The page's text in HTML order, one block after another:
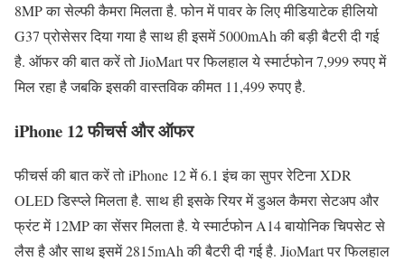
8MP का सेल्फी कैमरा मिलता है. फोन में पावर के लिए मीडियाटेक हीलियो
G37 प्रोसेसर दिया गया है साथ ही इसमें 5000mAh की बड़ी बैटरी दी गई
है. ऑफर की बात करें तो JioMart पर फिलहाल ये स्मार्टफोन 7,999 रुपए में
मिल रहा है जबकि इसकी वास्तविक कीमत 11,499 रुपए है.
iPhone 12 फीचर्स और ऑफर
फीचर्स की बात करें तो iPhone 12 में 6.1 इंच का सुपर रेटिना XDR
OLED डिस्प्ले मिलता है. साथ ही इसके रियर में डुअल कैमरा सेटअप और
फ्रंट में 12MP का सेंसर मिलता है. ये स्मार्टफोन A14 बायोनिक चिपसेट से
लैस है और साथ इसमें 2815mAh की बैटरी दी गई है. JioMart पर फिलहाल